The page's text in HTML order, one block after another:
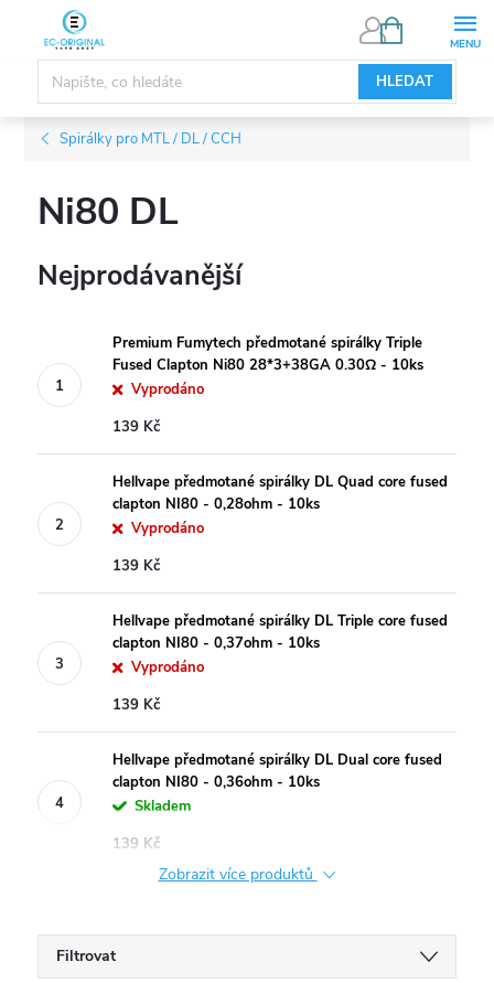
obsah
HLEDAT
NÁKUPNÍ
Spirálky pro MTL / DL / CCH
Ni80 DL
Nejprodávanější
Premium Fumytech předmotané spirálky Triple
Fused Clapton Ni80 28*3+38GA 0.30Ω - 10ks
Vyprodáno
139 Kč
Hellvape předmotané spirálky DL Quad core fused
clapton NI80 - 0,28ohm - 10ks
Vyprodáno
139 Kč
Hellvape předmotané spirálky DL Triple core fused
clapton NI80 - 0,37ohm - 10ks
Vyprodáno
139 Kč
Hellvape předmotané spirálky DL Dual core fused
clapton NI80 - 0,36ohm - 10ks
Skladem
139 Kč
Zobrazit více produktů
Filtrovat